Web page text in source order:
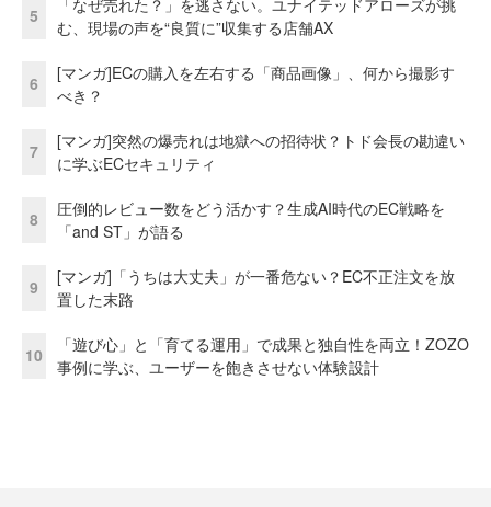
5
む、現場の声を“良質に”収集する店舗AX
6
[マンガ]ECの購入を左右する「商品画像」、何から撮影す
べき？
7
[マンガ]突然の爆売れは地獄への招待状？トド会長の勘違い
に学ぶECセキュリティ
8
圧倒的レビュー数をどう活かす？生成AI時代のEC戦略を
「and ST」が語る
9
[マンガ]「うちは大丈夫」が一番危ない？EC不正注文を放
置した末路
10
「遊び心」と「育てる運用」で成果と独自性を両立！ZOZO
事例に学ぶ、ユーザーを飽きさせない体験設計